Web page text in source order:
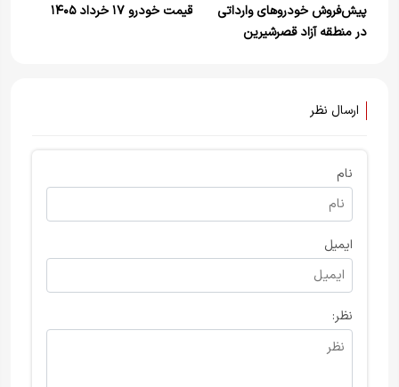
پیش‌فروش خودروهای وارداتی
در منطقه آزاد قصرشیرین
قیمت خودرو ۱۷ خرداد ۱۴۰۵
ارسال نظر
نام
ایمیل
نظر: